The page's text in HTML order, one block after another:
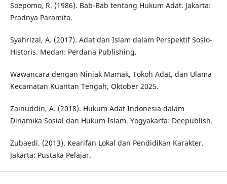
Soepomo, R. (1986). Bab-Bab tentang Hukum Adat. Jakarta:
Pradnya Paramita.
Syahrizal, A. (2017). Adat dan Islam dalam Perspektif Sosio-
Historis. Medan: Perdana Publishing.
Wawancara dengan Niniak Mamak, Tokoh Adat, dan Ulama
Kecamatan Kuantan Tengah, Oktober 2025.
Zainuddin, A. (2018). Hukum Adat Indonesia dalam
Dinamika Sosial dan Hukum Islam. Yogyakarta: Deepublish.
Zubaedi. (2013). Kearifan Lokal dan Pendidikan Karakter.
Jakarta: Pustaka Pelajar.